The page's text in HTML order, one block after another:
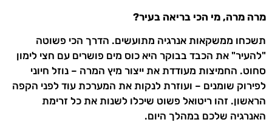
מרה מרה, מי הכי בריאה בעיר?
תשכחו ממשקאות אנרגיה מתועשים. הדרך הכי פשוטה
"להעיר" את הכבד בבוקר היא כוס מים פושרים עם חצי לימון
סחוט. החמיצות מעודדת את ייצור מיץ המרה – נוזל חיוני
לפירוק שומנים – ועוזרת לנקות את המערכת עוד לפני הקפה
הראשון. זהו ריטואל פשוט שיכלו לשנות את כל זרימת
האנרגיה שלכם במהלך היום.